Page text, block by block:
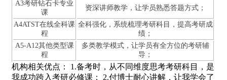
A3考研钻石卡专业
课
资深讲师教学，让学员熟悉答题方式；
A4ATST在线全科课
程
全科强化，系统梳理考研科目，提高考研成
绩；
A5-A12其他类型课
程
多类教学模式，让学员有全方位的考研辅
导；
机构相关优点： 1.备考时，从不同维度思考考研科目，是
我成功跨入考研必修课； 2.付博士耐心讲解，让我学会了